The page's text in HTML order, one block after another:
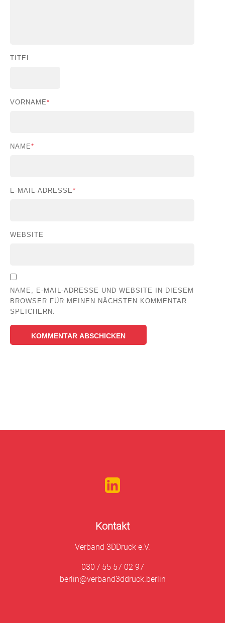
TITEL
VORNAME*
NAME*
E-MAIL-ADRESSE*
WEBSITE
NAME, E-MAIL-ADRESSE UND WEBSITE IN DIESEM
BROWSER FÜR MEINEN NÄCHSTEN KOMMENTAR
SPEICHERN.
Kontakt
Verband 3DDruck e.V.
030 / 55 57 02 97
berlin@verband3ddruck.berlin